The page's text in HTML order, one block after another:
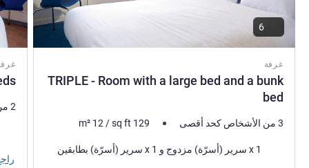
غرفة
TRIPLE - Room with a large bed and a bunk
bed
3 من الأشخاص كحد أقصى m² 12/sq ft 129
فرش السرير
1 x سرير (أسرّة) مزدوج و 1 x سرير (أسرّة) بطابقين
2 من الأشخاص كحد أقصى